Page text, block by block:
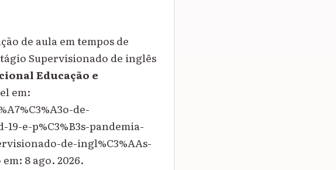
de aula em tempos de
Supervisionado de inglês
Educação e
em:
de-
e-p%C3%B3s-pandemia-
de-ingl%C3%AAs-
8 ago. 2026.